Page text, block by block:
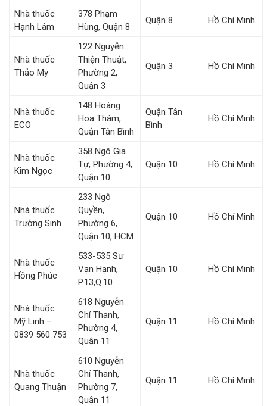
Nhà thuốc
Hạnh Lâm
378 Phạm
Hùng, Quận 8
Quận 8 Hồ Chí Minh
Nhà thuốc
Thảo My
122 Nguyễn
Thiện Thuật,
Phường 2,
Quận 3
Quận 3 Hồ Chí Minh
Nhà thuốc
ECO
148 Hoàng
Hoa Thám,
Quận Tân Bình
Quận Tân
Bình
Hồ Chí Minh
Nhà thuốc
Kim Ngọc
358 Ngô Gia
Tự, Phường 4,
Quận 10
Quận 10 Hồ Chí Minh
Nhà thuốc
Trường Sinh
233 Ngô
Quyền,
Phường 6,
Quận 10, HCM
Quận 10 Hồ Chí Minh
Nhà thuốc
Hồng Phúc
533-535 Sư
Vạn Hạnh,
P.13,Q.10
Quận 10 Hồ Chí Minh
Nhà thuốc
Mỹ Linh –
0839 560 753
618 Nguyễn
Chí Thanh,
Phường 4,
Quận 11
Quận 11 Hồ Chí Minh
Nhà thuốc
Quang Thuận
610 Nguyễn
Chí Thanh,
Phường 7,
Quận 11
Quận 11 Hồ Chí Minh